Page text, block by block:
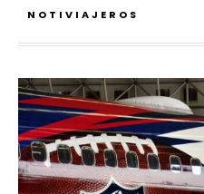
NOTIVIAJEROS